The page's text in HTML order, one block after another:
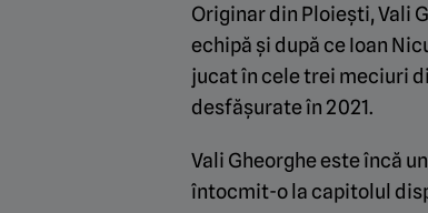
Originar din Ploiești, Vali
echipă și după ce Ioan
jucat în cele trei meciuri
desfășurate în 2021.
Vali Gheorghe este încă
întocmit-o la capitolul